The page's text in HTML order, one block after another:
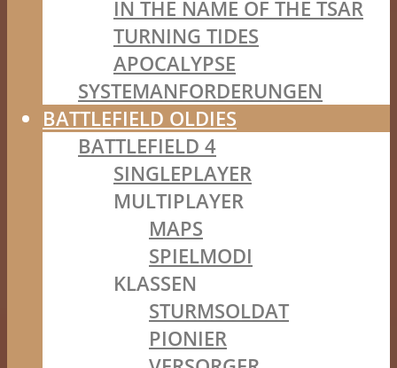
IN THE NAME OF THE TSAR
TURNING TIDES
APOCALYPSE
SYSTEMANFORDERUNGEN
BATTLEFIELD OLDIES
BATTLEFIELD 4
SINGLEPLAYER
MULTIPLAYER
MAPS
SPIELMODI
KLASSEN
STURMSOLDAT
PIONIER